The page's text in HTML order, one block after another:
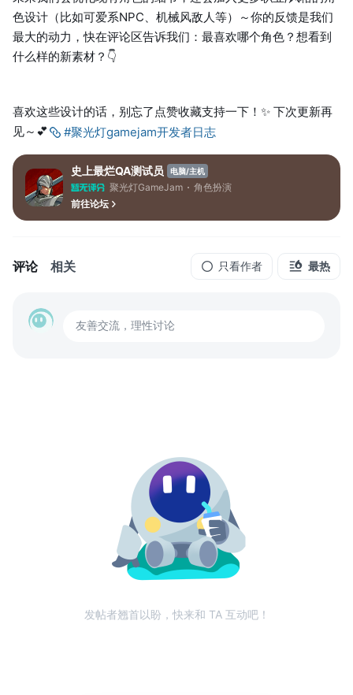
色设计（比如可爱系NPC、机械风敌人等）～你的反馈是我们
最大的动力，快在评论区告诉我们：最喜欢哪个角色？想看到
什么样的新素材？👇
喜欢这些设计的话，别忘了点赞收藏支持一下！✨ 下次更新再
见～💕
#聚光灯gamejam开发者日志
史上最烂QA测试员 电脑/主机
聚光灯GameJam
角色扮演
前往论坛
评论 相关 只看作者 最热
友善交流，理性讨论
发帖者翘首以盼，快来和 TA 互动吧！